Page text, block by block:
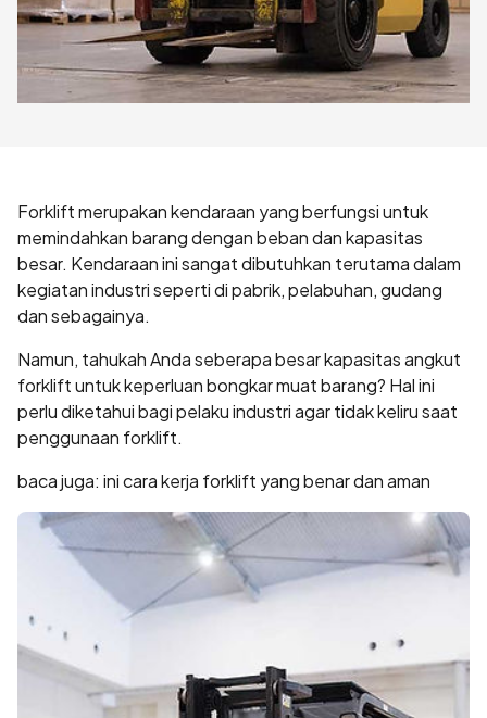
Forklift merupakan kendaraan yang berfungsi untuk
memindahkan barang dengan beban dan kapasitas
besar. Kendaraan ini sangat dibutuhkan terutama dalam
kegiatan industri seperti di pabrik, pelabuhan, gudang
dan sebagainya.
Namun, tahukah Anda seberapa besar kapasitas angkut
forklift untuk keperluan bongkar muat barang? Hal ini
perlu diketahui bagi pelaku industri agar tidak keliru saat
penggunaan forklift.
baca juga: ini cara kerja forklift yang benar dan aman